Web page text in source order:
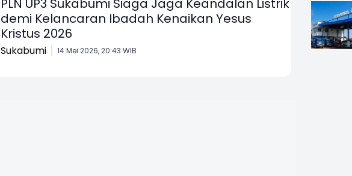
PLN UP3 Sukabumi Siaga Jaga Keandalan Listrik
demi Kelancaran Ibadah Kenaikan Yesus
Kristus 2026
Sukabumi 14 Mei 2026, 20:43 WIB